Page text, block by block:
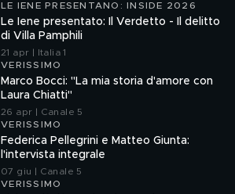
LE IENE PRESENTANO: INSIDE 2026
Le Iene presentato: Il Verdetto - Il delitto
di Villa Pamphili
21 apr | Italia 1
VERISSIMO
Marco Bocci: "La mia storia d'amore con
Laura Chiatti"
26 apr | Canale 5
VERISSIMO
Federica Pellegrini e Matteo Giunta:
l'intervista integrale
07 giu | Canale 5
VERISSIMO